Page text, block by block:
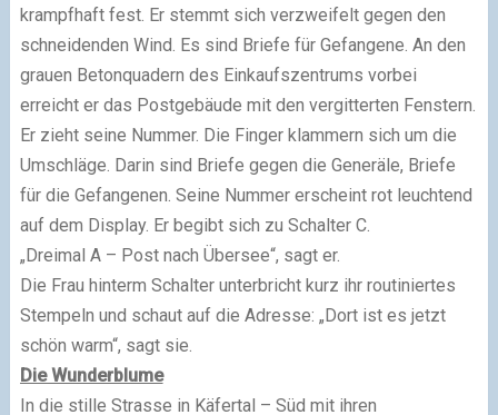
krampfhaft fest. Er stemmt sich verzweifelt gegen den
schneidenden Wind. Es sind Briefe für Gefangene. An den
grauen Betonquadern des Einkaufszentrums vorbei
erreicht er das Postgebäude mit den vergitterten Fenstern.
Er zieht seine Nummer. Die Finger klammern sich um die
Umschläge. Darin sind Briefe gegen die Generäle, Briefe
für die Gefangenen. Seine Nummer erscheint rot leuchtend
auf dem Display. Er begibt sich zu Schalter C.
„Dreimal A – Post nach Übersee“, sagt er.
Die Frau hinterm Schalter unterbricht kurz ihr routiniertes
Stempeln und schaut auf die Adresse: „Dort ist es jetzt
schön warm“, sagt sie.
Die Wunderblume
In die stille Strasse in Käfertal – Süd mit ihren